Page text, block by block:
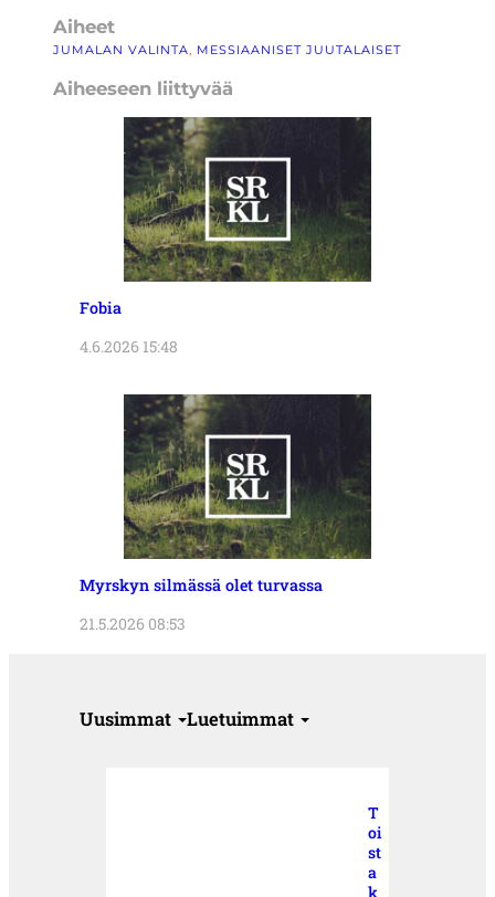
Aiheet
JUMALAN VALINTA, MESSIAANISET JUUTALAISET
Aiheeseen liittyvää
Fobia
4.6.2026 15:48
Myrskyn silmässä olet turvassa
21.5.2026 08:53
Uusimmat Luetuimmat
T
oi
st
a
k